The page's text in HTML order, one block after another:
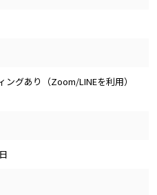
グあり（Zoom/LINEを利用）